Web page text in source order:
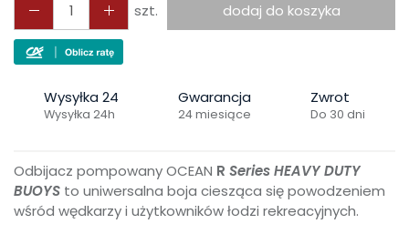
szt. dodaj do koszyka
Wysyłka 24
Wysyłka 24h
Gwarancja
24 miesiące
Zwrot
Do 30 dni
Odbijacz pompowany OCEAN R SeriesHEAVY DUTY
BUOYS to uniwersalna boja ciesząca się powodzeniem
wśród wędkarzy i użytkowników łodzi rekreacyjnych.